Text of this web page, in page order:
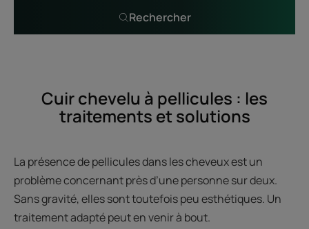
Rechercher
Cuir chevelu à pellicules : les
traitements et solutions
La présence de pellicules dans les cheveux est un
problème concernant près d’une personne sur deux.
Sans gravité, elles sont toutefois peu esthétiques. Un
traitement adapté peut en venir à bout.